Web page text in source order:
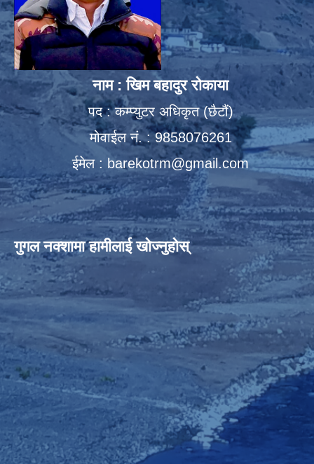
नाम : खिम बहादुर रोकाया
पद : कम्प्युटर अधिकृत (छैटौं)
मोवाईल नं. : 9858076261
ईमेल : barekotrm@gmail.com
गुगल नक्शामा हामीलाई खोज्नुहोस्